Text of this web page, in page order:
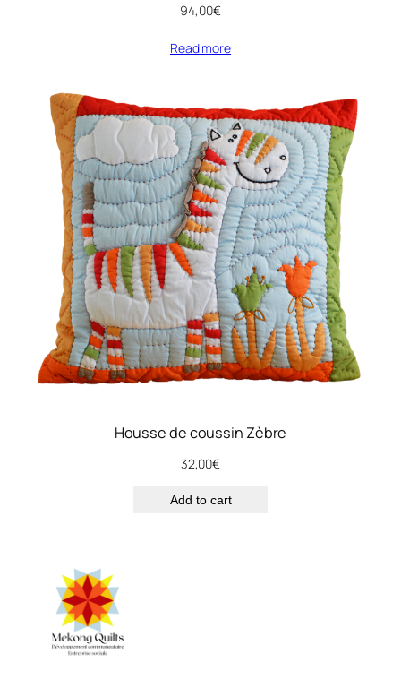
94,00€
Read more
Housse de coussin Zèbre
32,00€
Add to cart